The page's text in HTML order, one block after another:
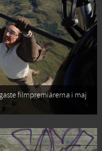
filmpremiärerna i maj